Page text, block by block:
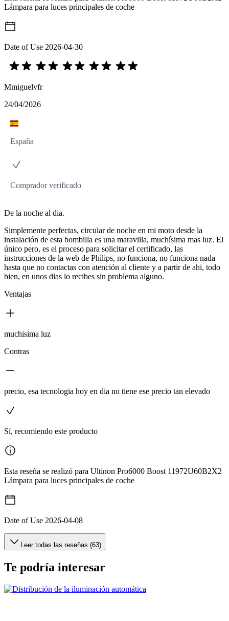
Lámpara para luces principales de coche
Date of Use 2026-04-30
Mmiguelvfr
24/04/2026
España
Comprador verificado
De la noche al dia.
Simplemente perfectas, circular de noche en mi moto desde la
instalación de esta bombilla es una maravilla, muchísima mas luz. El
único pero, es el proceso para solicitar el certificado, las
instrucciones de la web de Philips, no funciona, no funciona nada
hasta que no contactas con atención al cliente y a partir de ahi, todo
bien, en unos dias lo recibes sin problema alguno.
Ventajas
muchisima luz
Contras
precio, esa tecnologia hoy en dia no tiene ese precio tan elevado
Sí, recomiendo este producto
Esta reseña se realizó para Ultinon Pro6000 Boost 11972U60B2X2
Lámpara para luces principales de coche
Date of Use 2026-04-08
Leer todas las reseñas (63)
Te podría interesar